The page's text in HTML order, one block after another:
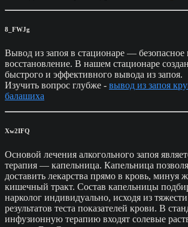
8_FWJg
Вывод из запоя в стационаре —
восстановление. В нашем стационаре
быстрого и эффективного вывода из запоя.
Изучить вопрос глубже - вывод из запоя
балашиха
Xw2IFQ
Основой лечения алкогольного запоя
терапия — капельница. Капельница
доставить лекарства прямо в кровь, минуя
кишечный тракт. Состав капельницы
нарколог индивидуально, исходя из
результатов теста показателей крови. В
инфузионную терапию входят солевые